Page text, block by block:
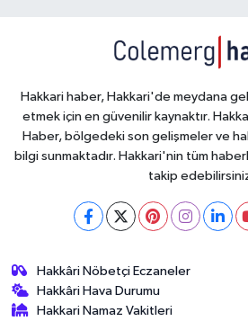
Hakkari haber, Hakkari'de meydana
etmek için en güvenilir kaynaktır.
Haber, bölgedeki son gelişmeler ve
bilgi sunmaktadır. Hakkari'nin tüm
takip
Hakkâri Nöbetçi Eczaneler
Hakkâri Hava Durumu
Hakkari Namaz Vakitleri